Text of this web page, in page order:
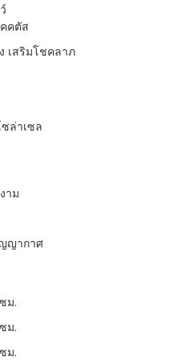
คตัส
เสริมโชคลาภ
ล่าเซล
าม
ญากาศ
ม.
ม.
ม.